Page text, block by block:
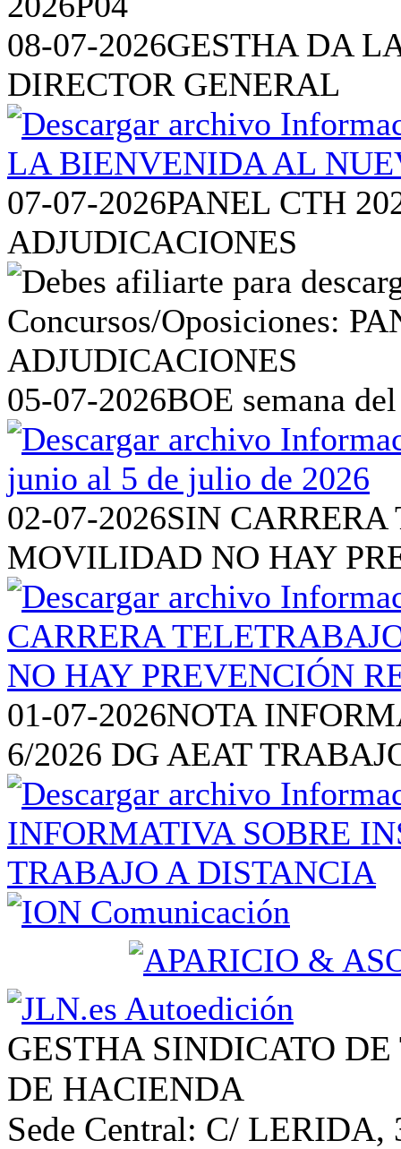
08-07-2026GESTHA DA
DIRECTOR GENERAL
07-07-2026PANEL CTH
ADJUDICACIONES
05-07-2026BOE semana
02-07-2026SIN
MOVILIDAD NO HAY
01-07-2026NOTA
6/2026 DG AEAT
GESTHA SINDICATO
DE HACIENDA
Sede Central: C/